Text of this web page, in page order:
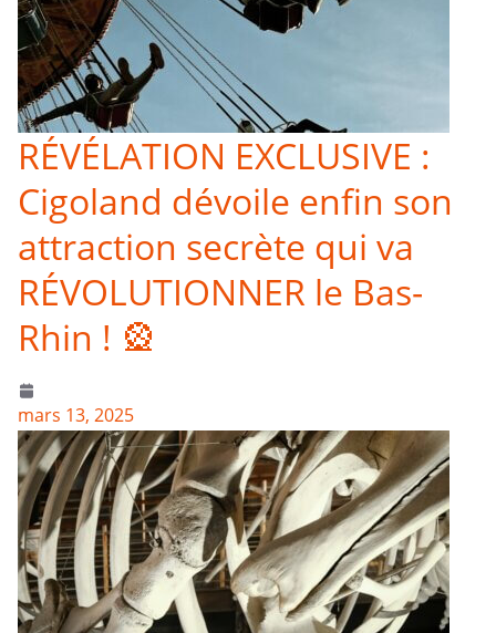
RÉVÉLATION EXCLUSIVE :
Cigoland dévoile enfin son
attraction secrète qui va
RÉVOLUTIONNER le Bas-
Rhin ! 🎡
mars 13, 2025